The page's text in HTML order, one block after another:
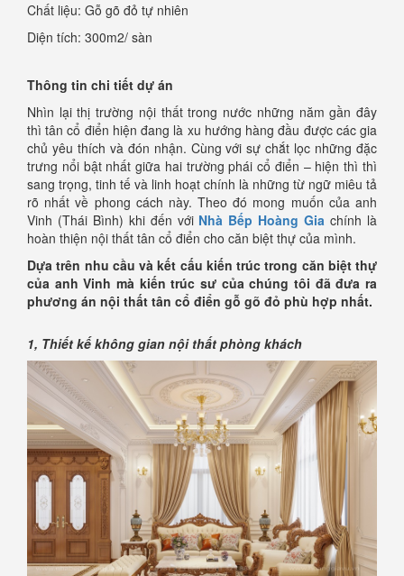
Chất liệu: Gỗ gõ đỏ tự nhiên
Diện tích: 300m2/ sàn
Thông tin chi tiết dự án
Nhìn lại thị trường nội thất trong nước những năm gần đây
thì tân cổ điển hiện đang là xu hướng hàng đầu được các gia
chủ yêu thích và đón nhận. Cùng với sự chắt lọc những đặc
trưng nổi bật nhất giữa hai trường phái cổ điển – hiện thì thì
sang trọng, tinh tế và linh hoạt chính là những từ ngữ miêu tả
rõ nhất về phong cách này. Theo đó mong muốn của anh
Vinh (Thái Bình) khi đến với Nhà Bếp Hoàng Gia chính là
hoàn thiện nội thất tân cổ điển cho căn biệt thự của mình.
Dựa trên nhu cầu và kết cấu kiến trúc trong căn biệt thự
của anh Vinh mà kiến trúc sư của chúng tôi đã đưa ra
phương án nội thất tân cổ điển gỗ gõ đỏ phù hợp nhất.
1, Thiết kế không gian nội thất phòng khách